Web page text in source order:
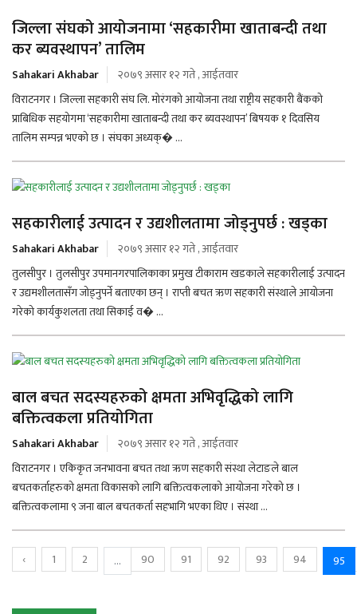
जिल्ला संघको आयोजनामा ‘सहकारीमा खाताबन्दी तथा
कर ब्यवस्थापन’ तालिम
Sahakari Akhabar
२०७९ असार १२ गते , आईतवार
विराटनगर । जिल्ला सहकारी संघ लि. मोरंगको आयोजना तथा राष्ट्रीय सहकारी बैंकको
प्राबिधिक सहयोगमा ‘सहकारीमा खाताबन्दी तथा कर ब्यवस्थापन’ बिषयक १ दिवसिय
तालिम सम्पन्न भएको छ । संघका अध्यक्� ...
सहकारीलाई उत्पादन र उद्यशीलतामा जोड्नुपर्छ : खड्का
Sahakari Akhabar
२०७९ असार १२ गते , आईतवार
तुलसीपुर । तुलसीपुर उपमानगरपालिकाका प्रमुख टीकाराम खडकाले सहकारीलाई उत्पादन
र उद्यमशीलतासँग जोड्नुपर्ने बताएका छन् । राप्ती बचत ऋण सहकारी संस्थाले आयोजना
गरेको कार्यकुशलता तथा सिकाई व� ...
बाल बचत सदस्यहरुको क्षमता अभिवृद्धिको लागि
बक्तित्वकला प्रतियोगिता
Sahakari Akhabar
२०७९ असार १२ गते , आईतवार
विराटनगर । एकिकृत जनभावना बचत तथा ऋण सहकारी संस्था लेटाङले बाल
बचतकर्ताहरुको क्षमता विकासको लागि बक्तित्वकलाको आयोजना गरेको छ ।
बक्तित्वकलामा ९ जना बाल बचतकर्ता सहभागि भएका थिए । संस्था ...
‹ 1 2 ... 90 91 92 93 94 95